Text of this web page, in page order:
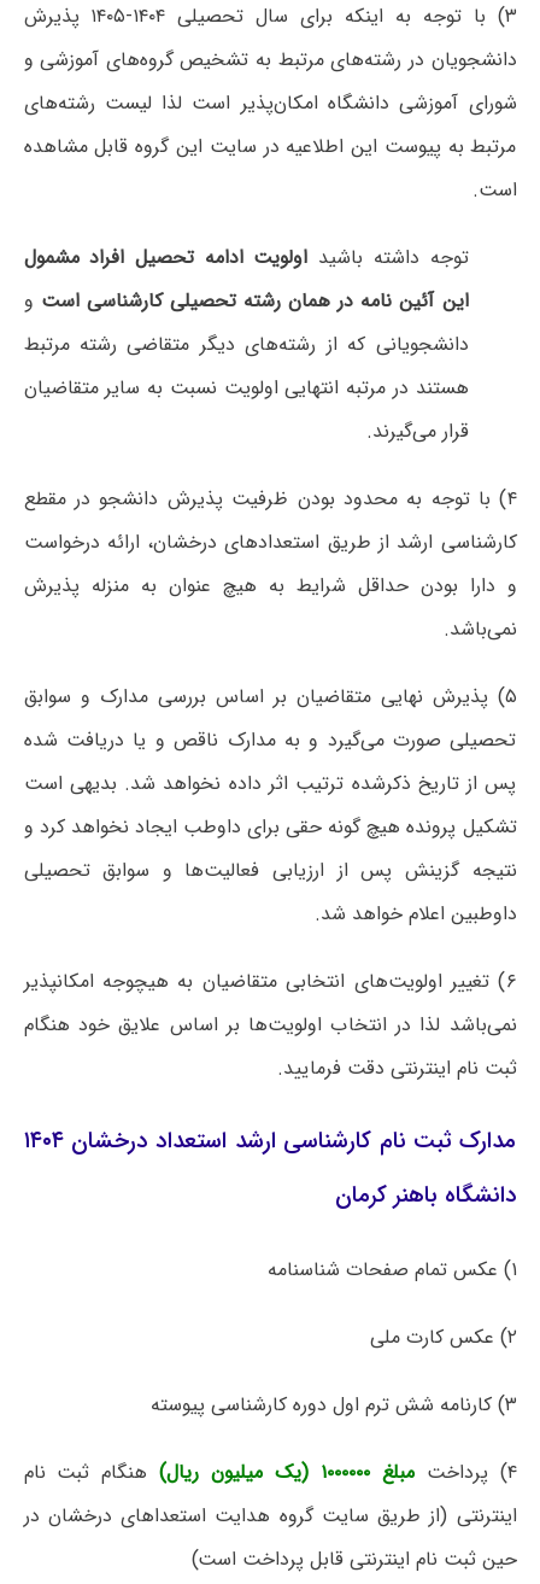
۳) با توجه به اینکه برای سال تحصیلی ۱۴۰۴-۱۴۰۵ پذیرش
دانشجویان در رشته‌های مرتبط به تشخیص گروه‌های آموزشی و
شورای آموزشی دانشگاه امکان‌پذیر است لذا لیست رشته‌های
مرتبط به پیوست این اطلاعیه در سایت این گروه قابل مشاهده
است.
توجه داشته باشید اولویت ادامه تحصیل افراد مشمول
این آئین نامه در همان رشته تحصیلی کارشناسی است و
دانشجویانی که از رشته‌های دیگر متقاضی رشته مرتبط
هستند در مرتبه انتهایی اولویت نسبت به سایر متقاضیان
قرار می‌گیرند.
۴) با توجه به محدود بودن ظرفیت پذیرش دانشجو در مقطع
کارشناسی ارشد از طریق استعدادهای درخشان، ارائه درخواست
و دارا بودن حداقل شرایط به هیچ عنوان به منزله پذیرش
نمی‌باشد.
۵) پذیرش نهایی متقاضیان بر اساس بررسی مدارک و سوابق
تحصیلی صورت می‌گیرد و به مدارک ناقص و یا دریافت شده
پس از تاریخ ذکرشده ترتیب اثر داده نخواهد شد. بدیهی است
تشکیل پرونده هیچ گونه حقی برای داوطب ایجاد نخواهد کرد و
نتیجه گزینش پس از ارزیابی فعالیت‌ها و سوابق تحصیلی
داوطبین اعلام خواهد شد.
۶) تغییر اولویت‌های انتخابی متقاضیان به هیچوجه امکانپذیر
نمی‌باشد لذا در انتخاب اولویت‌ها بر اساس علایق خود هنگام
ثبت نام اینترنتی دقت فرمایید.
مدارک ثبت نام کارشناسی ارشد استعداد درخشان ۱۴۰۴
دانشگاه باهنر کرمان
۱) عکس تمام صفحات شناسنامه
۲) عکس کارت ملی
۳) کارنامه شش ترم اول دوره کارشناسی پیوسته
۴) پرداخت مبلغ ۱۰۰۰۰۰۰ (یک میلیون ریال)
هنگام ثبت نام
اینترنتی (از طریق سایت گروه هدایت استعداهای درخشان در
حین ثبت نام اینترنتی قابل پرداخت است)